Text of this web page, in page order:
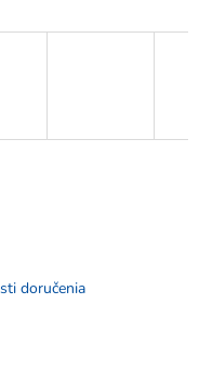
doručenia